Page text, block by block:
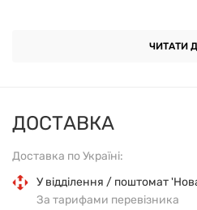
ДОСТАВКА
Доставка по Україні:
У відділення / поштомат
За тарифами перевізника
ОПИС ПРОДУКТУ
Puritan's Pride Ultra Woman
Hyaluronic Acid – це
ЧИТАТИ